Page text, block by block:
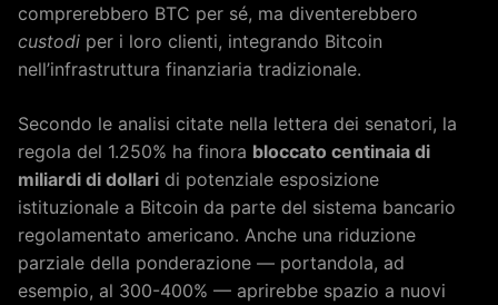
comprerebbero BTC per sé, ma diventerebbero
custodi per i loro clienti, integrando Bitcoin
nell’infrastruttura finanziaria tradizionale.
Secondo le analisi citate nella lettera dei senatori, la
regola del 1.250% ha finora bloccato centinaia di
miliardi di dollari di potenziale esposizione
istituzionale a Bitcoin da parte del sistema bancario
regolamentato americano. Anche una riduzione
parziale della ponderazione — portandola, ad
esempio, al 300-400% — aprirebbe spazio a nuovi